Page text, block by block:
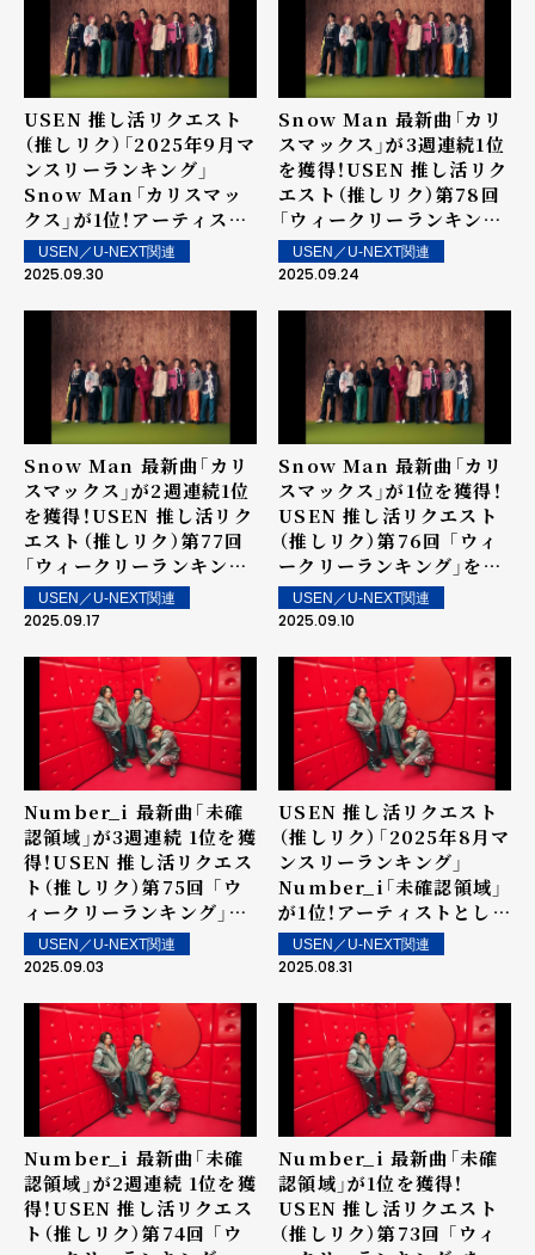
USEN 推し活リクエスト
（推しリク）「2025年9月マ
ンスリーランキング」
Snow Man「カリスマッ
クス」が1位！アーティスト
としては初のマンスリー1
位を獲得！
USEN／U-NEXT関連
2025.09.30
Snow Man 最新曲「カリ
スマックス」が3週連続1位
を獲得！USEN 推し活リク
エスト（推しリク）第78回
「ウィークリーランキン
グ」を発表！～ 上位ランク
イン楽曲は街中・店内で配
USEN／U-NEXT関連
2025.09.24
Snow Man 最新曲「カリ
スマックス」が2週連続1位
を獲得！USEN 推し活リク
エスト（推しリク）第77回
「ウィークリーランキン
グ」を発表！～ 上位ランク
イン楽曲は街中・店内で配
USEN／U-NEXT関連
2025.09.17
Snow Man 最新曲「カリ
スマックス」が1位を獲得！
USEN 推し活リクエスト
（推しリク）第76回 「ウィ
ークリーランキング」を発
表！～ 上位ランクイン楽曲
は街中・店内で配信！
USEN／U-NEXT関連
2025.09.10
Number_i 最新曲「未確
認領域」が3週連続 1位を獲
得！USEN 推し活リクエス
ト（推しリク）第75回 「ウ
ィークリーランキング」を
発表！～ 上位ランクイン楽
曲は街中・店内で配信！
USEN／U-NEXT関連
2025.09.03
USEN 推し活リクエスト
（推しリク）「2025年8月マ
ンスリーランキング」
Number_i「未確認領域」
が1位！アーティストとして
は9か月連続の1位を記録！
USEN／U-NEXT関連
2025.08.31
Number_i 最新曲「未確
認領域」が2週連続 1位を獲
得！USEN 推し活リクエス
ト（推しリク）第74回 「ウ
Number_i 最新曲「未確
認領域」が1位を獲得！
USEN 推し活リクエスト
（推しリク）第73回 「ウィ